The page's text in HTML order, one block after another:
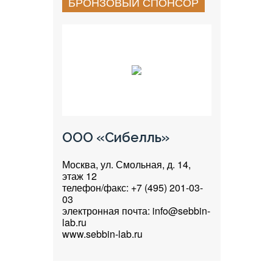
ООО «Сибелль»
Москва, ул. Смольная, д. 14,
этаж 12
телефон/факс: +7 (495) 201-03-
03
электронная почта: info@sebbin-
lab.ru
www.sebbin-lab.ru